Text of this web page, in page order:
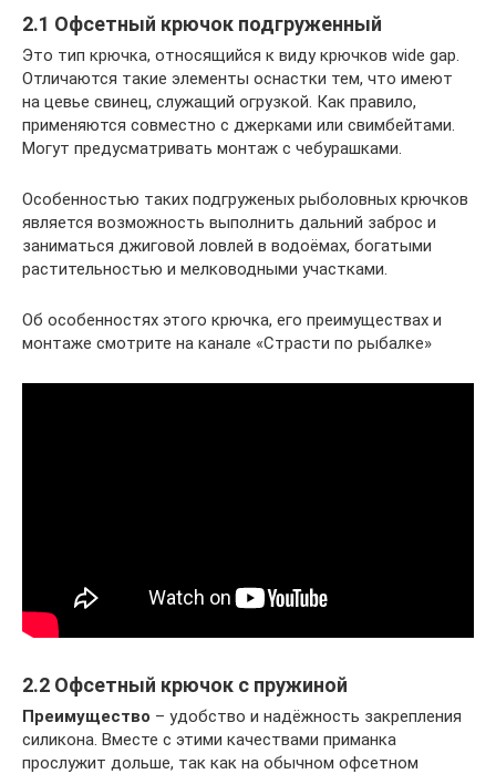
2.1 Офсетный крючок подгруженный
Это тип крючка, относящийся к виду крючков wide gap.
Отличаются такие элементы оснастки тем, что имеют
на цевье свинец, служащий огрузкой. Как правило,
применяются совместно с джерками или свимбейтами.
Могут предусматривать монтаж с чебурашками.
Особенностью таких подгруженых рыболовных крючков
является возможность выполнить дальний заброс и
заниматься джиговой ловлей в водоёмах, богатыми
растительностью и мелководными участками.
Об особенностях этого крючка, его преимуществах и
монтаже смотрите на канале «Страсти по рыбалке»
2.2 Офсетный крючок с пружиной
Преимущество – удобство и надёжность закрепления
силикона. Вместе с этими качествами приманка
прослужит дольше, так как на обычном офсетном